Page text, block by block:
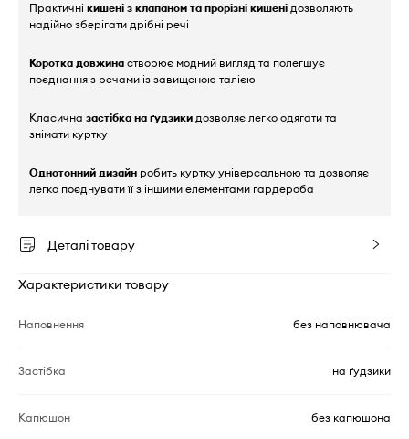
Практичні кишені з клапаном та прорізні кишені дозволяють
надійно зберігати дрібні речі
Коротка довжина створює модний вигляд та полегшує
поєднання з речами із завищеною талією
Класична застібка на ґудзики дозволяє легко одягати та
знімати куртку
Однотонний дизайн робить куртку універсальною та дозволяє
легко поєднувати її з іншими елементами гардероба
Деталі товару
Характеристики товару
Наповнення без наповнювача
Застібка на ґудзики
Капюшон без капюшона